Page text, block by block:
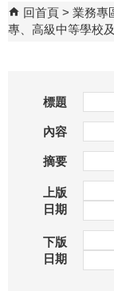
回首頁 業務專
專、高級中等學校
標題
內容
摘要
上版
日期
下版
日期